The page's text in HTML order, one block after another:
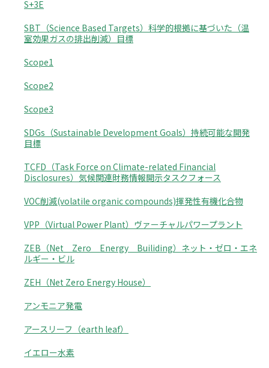
S+3E
SBT（Science Based Targets）科学的根拠に基づいた（温
室効果ガスの排出削減）目標
Scope1
Scope2
Scope3
SDGs（Sustainable Development Goals）持続可能な開発
目標
TCFD（Task Force on Climate-related Financial
Disclosures）気候関連財務情報開示タスクフォース
VOC削減(volatile organic compounds)揮発性有機化合物
VPP（Virtual Power Plant）ヴァーチャルパワープラント
ZEB（Net Zero Energy Builiding）ネット・ゼロ・エネ
ルギー・ビル
ZEH（Net Zero Energy House）
アンモニア発電
アースリーフ（earth leaf）
イエロー水素